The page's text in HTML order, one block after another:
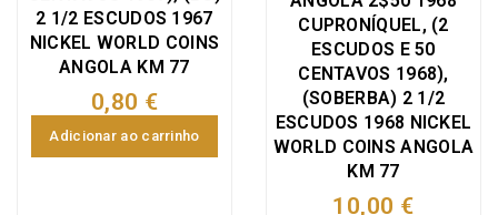
2 1/2 ESCUDOS 1967
NICKEL WORLD COINS
ANGOLA KM 77
0,80 €
Adicionar ao carrinho
CUPRONÍQUEL, (2
ESCUDOS E 50
CENTAVOS 1968),
(SOBERBA) 2 1/2
ESCUDOS 1968 NICKEL
WORLD COINS ANGOLA
KM 77
10,00 €